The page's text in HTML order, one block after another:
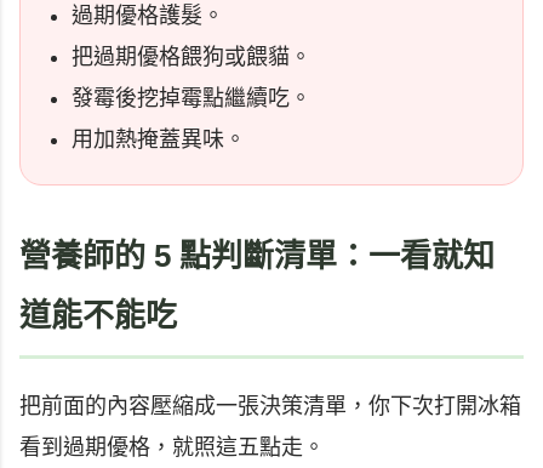
過期優格護髮。
把過期優格餵狗或餵貓。
發霉後挖掉霉點繼續吃。
用加熱掩蓋異味。
營養師的 5 點判斷清單：一看就知
道能不能吃
把前面的內容壓縮成一張決策清單，你下次打開冰箱
看到過期優格，就照這五點走。